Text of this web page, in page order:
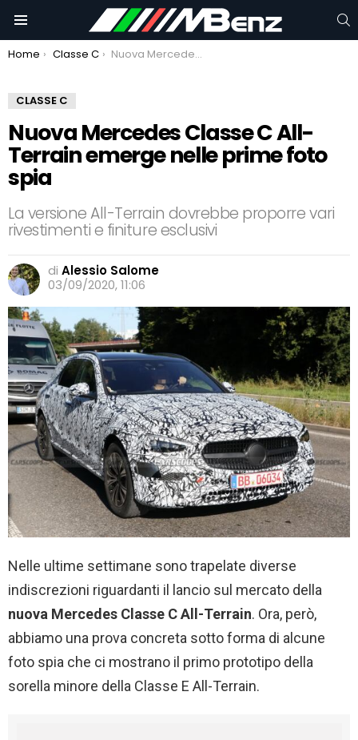
You are here:
Home Classe C Nuova Mercedes Classe C All-Terrain emerge nelle prime foto spia
CLASSE C
Nuova Mercedes Classe C All-
Terrain emerge nelle prime foto
spia
La versione All-Terrain dovrebbe proporre vari
rivestimenti e finiture esclusivi
di Alessio Salome
03/09/2020, 11:06
Nelle ultime settimane sono trapelate diverse
indiscrezioni riguardanti il lancio sul mercato della
nuova Mercedes Classe CAll-Terrain. Ora, però,
abbiamo una prova concreta sotto forma di alcune
foto spia che ci mostrano il primo prototipo della
sorella minore della Classe E All-Terrain.